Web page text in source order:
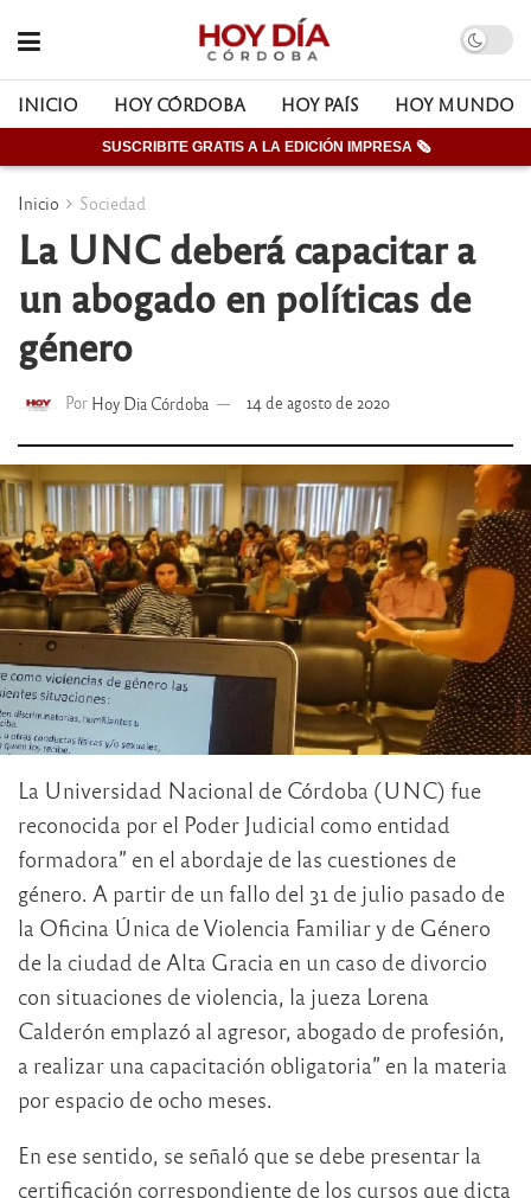
INICIO HOY CÓRDOBA HOY PAÍS HOY MUNDO
SUSCRIBITE GRATIS A LA EDICIÓN IMPRESA 🗞
Inicio Sociedad
La UNC deberá capacitar a
un abogado en políticas de
género
Por Hoy Dia Córdoba 14 de agosto de 2020
La Universidad Nacional de Córdoba (UNC) fue
reconocida por el Poder Judicial como entidad
formadora” en el abordaje de las cuestiones de
género. A partir de un fallo del 31 de julio pasado de
la Oficina Única de Violencia Familiar y de Género
de la ciudad de Alta Gracia en un caso de divorcio
con situaciones de violencia, la jueza Lorena
Calderón emplazó al agresor, abogado de profesión,
a realizar una capacitación obligatoria” en la materia
por espacio de ocho meses.
En ese sentido, se señaló que se debe presentar la
certificación correspondiente de los cursos que dicta